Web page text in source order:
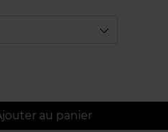
au panier